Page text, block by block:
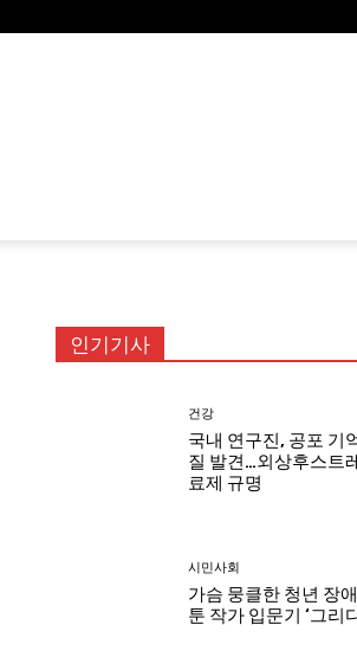
인기기사
건강
국내 연구진, 공포 기
질 발견…외상후스트
료제 규명
시민사회
가슴 뭉클한 청년 장
툰 작가 입문기 ‘그리